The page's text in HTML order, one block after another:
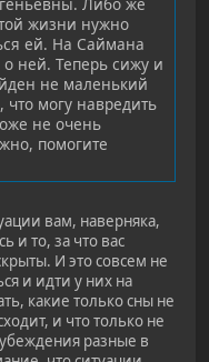
жизни нужно
ей. На Саймана
ней. Теперь сижу и
не маленький
могу навредить
не очень
помогите
вам, наверняка,
и то, за что вас
И это совсем не
и идти у них на
какие только сны не
и что только не
разные в